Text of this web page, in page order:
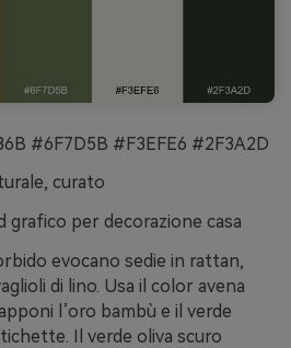
#6F7D5B #F3EFE6 #2F3A2D
curato
grafico per decorazione casa
evocano sedie in rattan,
di lino. Usa il color avena
l’oro bambù e il verde
Il verde oliva scuro